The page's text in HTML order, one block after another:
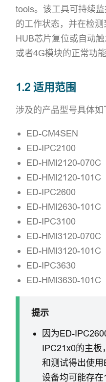
tools。该工具可持续
的工作状态，并在检
HUB芯片复位或自动
或者4G模块的正常功
1.2 适用范围
涉及的产品型号具体如
ED-CM4SEN
ED-IPC2100
ED-HMI2120-070C
ED-HMI2120-101C
ED-IPC2600
ED-HMI2630-101C
ED-IPC3100
ED-HMI3120-070C
ED-HMI3120-101C
ED-IPC3630
ED-HMI3630-101C
提示
因为ED-
IPC21x0的主板
和测试得出使
设备均可能存在